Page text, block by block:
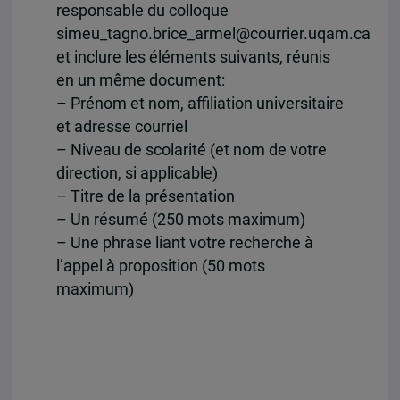
responsable du colloque
simeu_tagno.brice_armel@courrier.uqam.ca
et inclure les éléments suivants, réunis
en un même document:
– Prénom et nom, affiliation universitaire
et adresse courriel
– Niveau de scolarité (et nom de votre
direction, si applicable)
– Titre de la présentation
– Un résumé (250 mots maximum)
– Une phrase liant votre recherche à
l’appel à proposition (50 mots
maximum)